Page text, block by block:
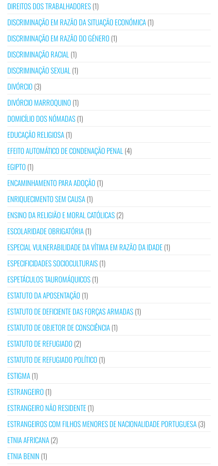
DIREITOS DOS TRABALHADORES(1)
DISCRIMINAÇÃO EM RAZÃO DA SITUAÇÃO ECONÓMICA(1)
DISCRIMINAÇÃO EM RAZÃO DO GÉNERO (1)
DISCRIMINAÇÃO RACIAL (1)
DISCRIMINAÇÃO SEXUAL (1)
DIVÓRCIO (3)
DIVÓRCIO MARROQUINO (1)
DOMICÍLIO DOS NÓMADAS(1)
EDUCAÇÃO RELIGIOSA(1)
EFEITO AUTOMÁTICO DE CONDENAÇÃO PENAL (4)
EGIPTO (1)
ENCAMINHAMENTO PARA ADOÇÃO (1)
ENRIQUECIMENTO SEM CAUSA(1)
ENSINO DA RELIGIÃO E MORAL CATÓLICAS(2)
ESCOLARIDADE OBRIGATÓRIA(1)
ESPECIAL VULNERABILIDADE DA VÍTIMA EM RAZÃO DA IDADE(1)
ESPECIFICIDADES SOCIOCULTURAIS(1)
ESPETÁCULOS TAUROMÁQUICOS(1)
ESTATUTO DA APOSENTAÇÃO (1)
ESTATUTO DE DEFICIENTE DAS FORÇAS ARMADAS(1)
ESTATUTO DE OBJETOR DE CONSCIÊNCIA(1)
ESTATUTO DE REFUGIADO (2)
ESTATUTO DE REFUGIADO POLÍTICO (1)
ESTIGMA(1)
ESTRANGEIRO (1)
ESTRANGEIRO NÃO RESIDENTE(1)
ESTRANGEIROS COM FILHOS MENORES DE NACIONALIDADE PORTUGUESA(3)
ETNIA AFRICANA(2)
ETNIA BENIN (1)